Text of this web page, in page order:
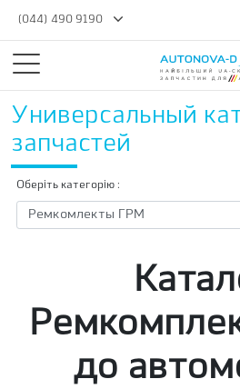
(044) 490 9190
Универсальный
запчастей
Оберіть категорію :
до